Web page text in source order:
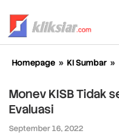
konten
Homepage » KI Sumbar »
Monev KISB Tidak
Evaluasi
September 16, 2022